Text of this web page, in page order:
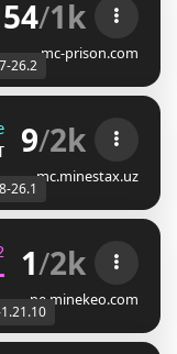
- [ 1.7-26.2
]
S6 AUG 8th
54/1k
mc-prison.com
26.2
[1.8-26.1]
YANGILANISH!
9/2k
mc.minestax.uz
26.1
TOWNY
SKYBLOCK
1/2k
pe.minekeo.com